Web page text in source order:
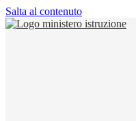
Salta al contenuto